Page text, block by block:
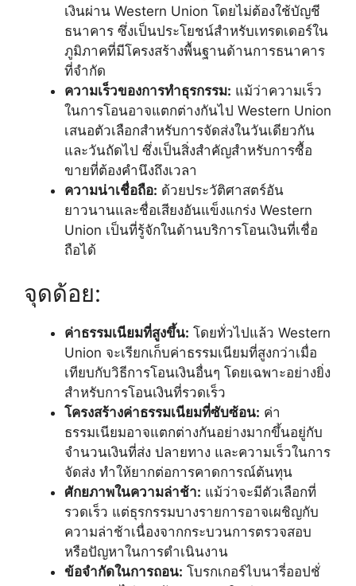
เงินผ่าน Western Union โดยไม่ต้องใช้บัญชี
ธนาคาร ซึ่งเป็นประโยชน์สำหรับเทรดเดอร์ใน
ภูมิภาคที่มีโครงสร้างพื้นฐานด้านการธนาคาร
ที่จำกัด
ความเร็วของการทำธุรกรรม: แม้ว่าความเร็ว
ในการโอนอาจแตกต่างกันไป Western Union
เสนอตัวเลือกสำหรับการจัดส่งในวันเดียวกัน
และวันถัดไป ซึ่งเป็นสิ่งสำคัญสำหรับการซื้อ
ขายที่ต้องคำนึงถึงเวลา
ความน่าเชื่อถือ: ด้วยประวัติศาสตร์อัน
ยาวนานและชื่อเสียงอันแข็งแกร่ง Western
Union เป็นที่รู้จักในด้านบริการโอนเงินที่เชื่อ
ถือได้
จุดด้อย:
ค่าธรรมเนียมที่สูงขึ้น: โดยทั่วไปแล้ว Western
Union จะเรียกเก็บค่าธรรมเนียมที่สูงกว่าเมื่อ
เทียบกับวิธีการโอนเงินอื่นๆ โดยเฉพาะอย่างยิ่ง
สำหรับการโอนเงินที่รวดเร็ว
โครงสร้างค่าธรรมเนียมที่ซับซ้อน: ค่า
ธรรมเนียมอาจแตกต่างกันอย่างมากขึ้นอยู่กับ
จำนวนเงินที่ส่ง ปลายทาง และความเร็วในการ
จัดส่ง ทำให้ยากต่อการคาดการณ์ต้นทุน
ศักยภาพในความล่าช้า: แม้ว่าจะมีตัวเลือกที่
รวดเร็ว แต่ธุรกรรมบางรายการอาจเผชิญกับ
ความล่าช้าเนื่องจากกระบวนการตรวจสอบ
หรือปัญหาในการดำเนินงาน
ข้อจำกัดในการถอน: โบรกเกอร์ไบนารี่ออปชั่